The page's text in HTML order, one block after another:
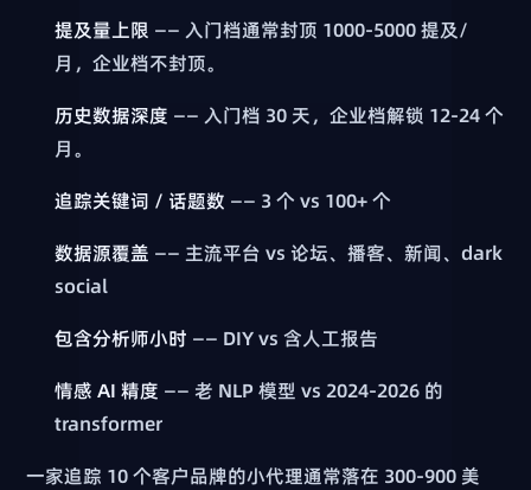
提及量上限 —— 入门档通常封顶 1000-5000 提及/
月，企业档不封顶。
历史数据深度 —— 入门档 30 天，企业档解锁 12-24 个
月。
追踪关键词 / 话题数 —— 3 个 vs 100+ 个
数据源覆盖 —— 主流平台 vs 论坛、播客、新闻、dark
social
包含分析师小时 —— DIY vs 含人工报告
情感 AI 精度 —— 老 NLP 模型 vs 2024-2026 的
transformer
一家追踪 10 个客户品牌的小代理通常落在 300-900 美